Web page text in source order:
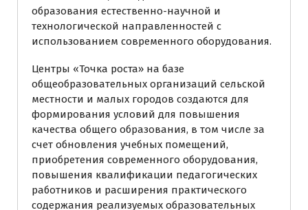
образования естественно-научной и
технологической направленностей с
использованием современного оборудования.
Центры «Точка роста» на базе
общеобразовательных организаций сельской
местности и малых городов создаются для
формирования условий для повышения
качества общего образования, в том числе за
счет обновления учебных помещений,
приобретения современного оборудования,
повышения квалификации педагогических
работников и расширения практического
содержания реализуемых образовательных